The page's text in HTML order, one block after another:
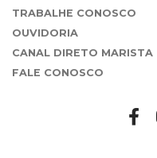
TRABALHE CONOSCO
OUVIDORIA
CANAL DIRETO MARISTA
FALE CONOSCO